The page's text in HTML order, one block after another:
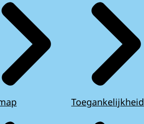
Toegankelijkheid